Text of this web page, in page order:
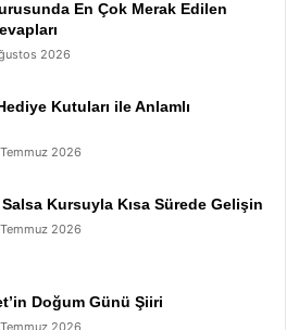
En Çok Merak Edilen
2026
Kutuları ile Anlamlı
2026
Kursuyla Kısa Sürede Gelişin
2026
Doğum Günü Şiiri
2026